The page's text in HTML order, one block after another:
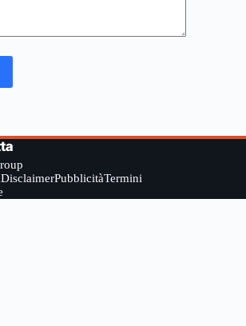
DisclaimerPubblicitàTermini